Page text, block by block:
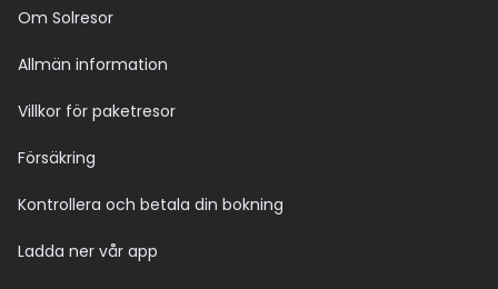
Om Solresor
Allmän information
Villkor för paketresor
Försäkring
Kontrollera och betala din bokning
Ladda ner vår app